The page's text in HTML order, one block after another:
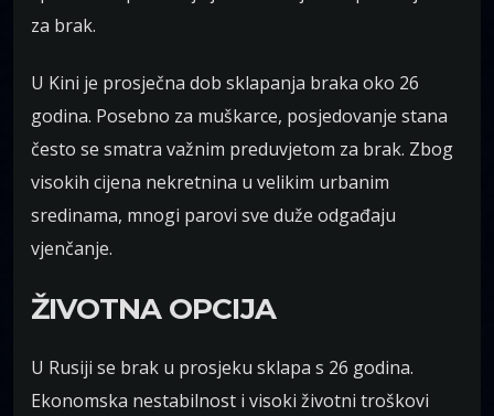
za brak.
U Kini je prosječna dob sklapanja braka oko 26
godina. Posebno za muškarce, posjedovanje stana
često se smatra važnim preduvjetom za brak. Zbog
visokih cijena nekretnina u velikim urbanim
sredinama, mnogi parovi sve duže odgađaju
vjenčanje.
ŽIVOTNA OPCIJA
U Rusiji se brak u prosjeku sklapa s 26 godina.
Ekonomska nestabilnost i visoki životni troškovi